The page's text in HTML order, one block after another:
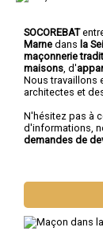
SOCOREBAT
Marne dans la
maçonnerie
maisons , d'
Nous travaillons
architectes et
N'hésitez pas à
d'informations,
demandes de